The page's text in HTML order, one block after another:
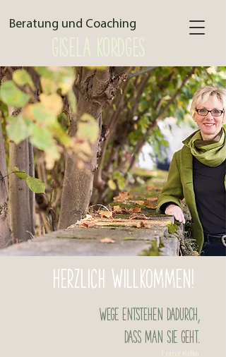
Beratung und Coaching
Herzlich Willkommen!
Wege entstehen dadurch,
dass man sie geht.